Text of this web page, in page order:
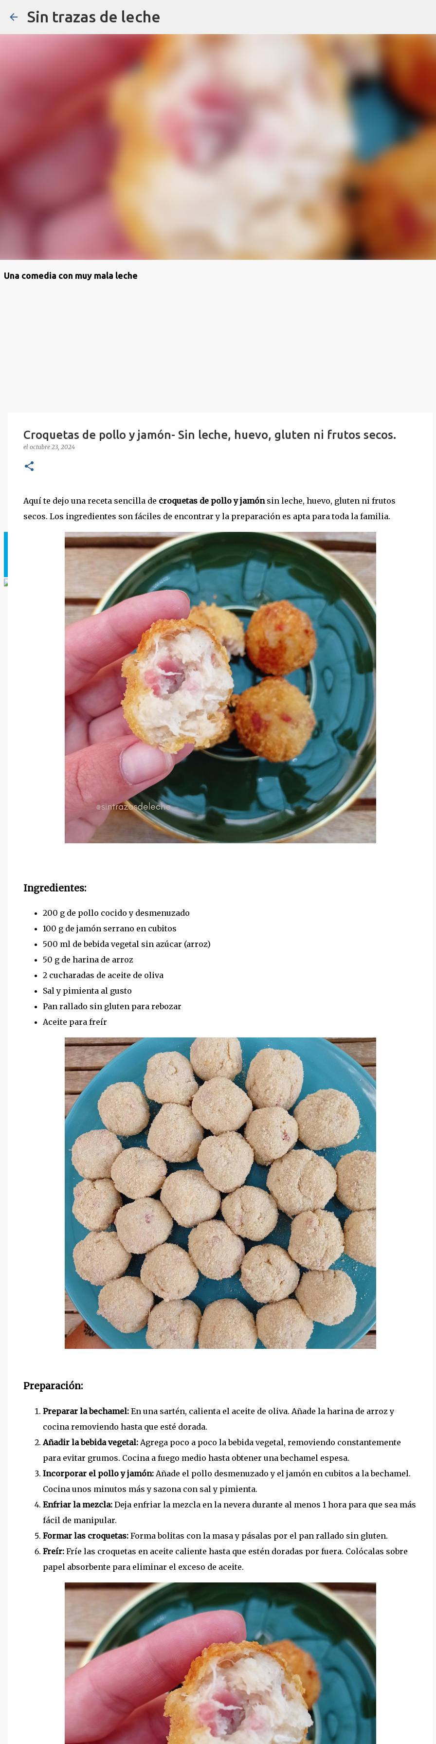
Sin trazas de leche
Una comedia con muy mala leche
Croquetas de pollo y jamón- Sin leche, huevo, gluten ni frutos secos.
el octubre 23, 2024
Aquí te dejo una receta sencilla de croquetas de pollo y jamónsin leche, huevo, gluten ni frutos
secos. Los ingredientes son fáciles de encontrar y la preparación es apta para toda la familia.
Ingredientes:
200 g de pollo cocido y desmenuzado
100 g de jamón serrano en cubitos
500 ml de bebida vegetal sin azúcar (arroz)
50 g de harina de arroz
2 cucharadas de aceite de oliva
Sal y pimienta al gusto
Pan rallado sin gluten para rebozar
Aceite para freír
Preparación:
Preparar la bechamel: En una sartén, calienta el aceite de oliva. Añade la harina de arroz y
cocina removiendo hasta que esté dorada.
Añadir la bebida vegetal: Agrega poco a poco la bebida vegetal, removiendo constantemente
para evitar grumos. Cocina a fuego medio hasta obtener una bechamel espesa.
Incorporar el pollo y jamón: Añade el pollo desmenuzado y el jamón en cubitos a la bechamel.
Cocina unos minutos más y sazona con sal y pimienta.
Enfriar la mezcla: Deja enfriar la mezcla en la nevera durante al menos 1 hora para que sea más
fácil de manipular.
Formar las croquetas: Forma bolitas con la masa y pásalas por el pan rallado sin gluten.
Freír: Fríe las croquetas en aceite caliente hasta que estén doradas por fuera. Colócalas sobre
papel absorbente para eliminar el exceso de aceite.